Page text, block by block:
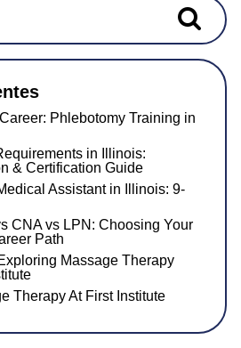
Phlebotomy Training in
in Illinois:
& Certification Guide
Assistant in Illinois: 9-
CNA vs LPN: Choosing Your
Path
Massage Therapy
Therapy At First Institute